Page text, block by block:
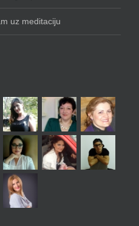
uz meditaciju